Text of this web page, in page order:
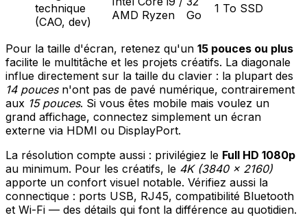
technique
(CAO, dev)
AMD Ryzen
Go
1 To SSD
Pour la taille d'écran, retenez qu'un 15 pouces ou plus
facilite le multitâche et les projets créatifs. La diagonale
influe directement sur la taille du clavier : la plupart des
14 poucesn'ont pas de pavé numérique, contrairement
aux 15 pouces. Si vous êtes mobile mais voulez un
grand affichage, connectez simplement un écran
externe via HDMI ou DisplayPort.
La résolution compte aussi : privilégiez le Full HD 1080p
au minimum. Pour les créatifs, le 4K (3840 x 2160)
apporte un confort visuel notable. Vérifiez aussi la
connectique : ports USB, RJ45, compatibilité Bluetooth
et Wi-Fi — des détails qui font la différence au quotidien.